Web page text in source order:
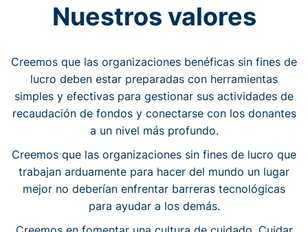
Nuestros valores
Creemos que las organizaciones benéficas sin fines de
lucro deben estar preparadas con herramientas
simples y efectivas para gestionar sus actividades de
recaudación de fondos y conectarse con los donantes
a un nivel más profundo.
Creemos que las organizaciones sin fines de lucro que
trabajan arduamente para hacer del mundo un lugar
mejor no deberían enfrentar barreras tecnológicas
para ayudar a los demás.